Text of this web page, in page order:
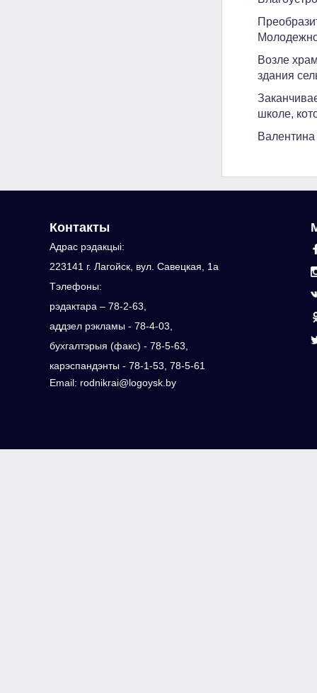
Возле
здания
школе,
Валентина
Контакты
Адрас рэдакцыi:
223141 г. Лагойск, вул. Савецкая, 1а
Тэлефоны:
рэдактара – 78-2-63,
аддзел рэкламы - 78-4-03,
бухгалтэрыя (факс) - 78-5-63,
карэспандэнты - 78-1-53, 78-5-61
Email: rodnikrai@logoysk.by